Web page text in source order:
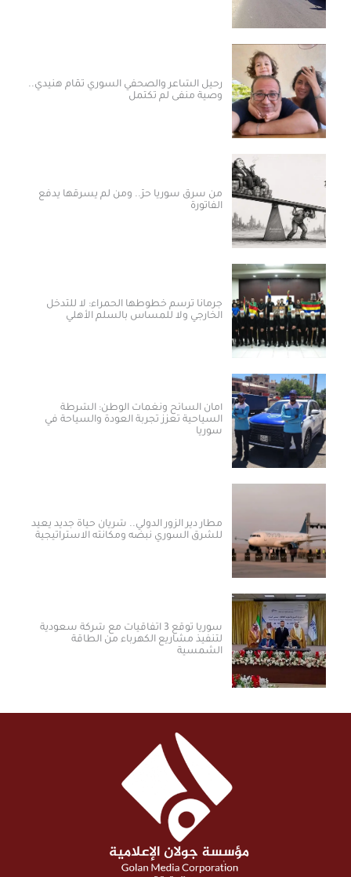
رحيل الشاعر والصحفي السوري تمّام هنيدي..
وصية منفى لم تكتمل
من سرق سوريا حرّ.. ومن لم يسرقها يدفع
الفاتورة
جرمانا ترسم خطوطها الحمراء: لا للتدخل
الخارجي ولا للمساس بالسلم الأهلي
أمان السائح ونغمات الوطن: الشرطة
السياحية تعزز تجربة العودة والسياحة في
سوريا
مطار دير الزور الدولي.. شريان حياة جديد يعيد
للشرق السوري نبضه ومكانته الاستراتيجية
سوريا توقع 3 اتفاقيات مع شركة سعودية
لتنفيذ مشاريع الكهرباء من الطاقة
الشمسية